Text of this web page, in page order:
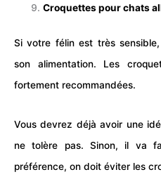
Croquettes pour chats
Si votre félin est très
son alimentation. Les
fortement recommandées.
Vous devrez déjà avoir une
ne tolère pas. Sinon, il va
préférence, on doit éviter les